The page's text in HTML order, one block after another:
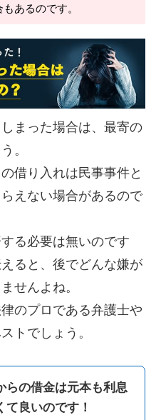
あるのです。
まった場合は、最寄の
。
借り入れは民事事件と
えない場合があるので
る必要は無いのです
ると、後でどんな嫌が
せんよね。
のプロである弁護士や
トでしょう。
らの借金は元本も利息
て良いのです！